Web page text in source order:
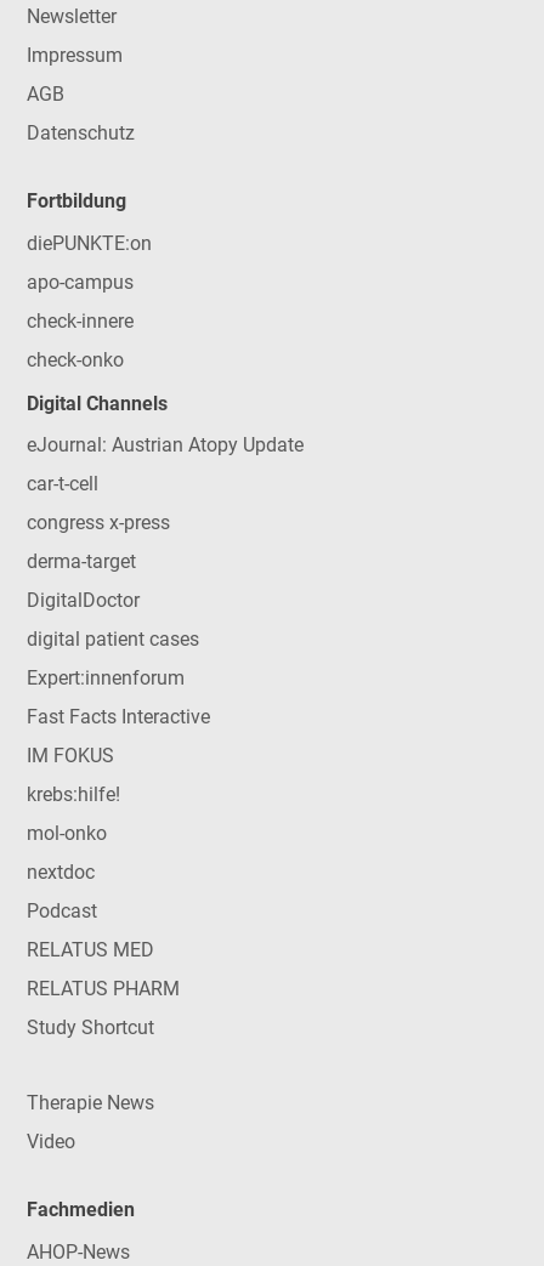
Newsletter
Impressum
AGB
Datenschutz
Fortbildung
diePUNKTE:on
apo-campus
check-innere
check-onko
Digital Channels
eJournal: Austrian Atopy Update
car-t-cell
congress x-press
derma-target
DigitalDoctor
digital patient cases
Expert:innenforum
Fast Facts Interactive
IM FOKUS
krebs:hilfe!
mol-onko
nextdoc
Podcast
RELATUS MED
RELATUS PHARM
Study Shortcut
Therapie News
Video
Fachmedien
AHOP-News